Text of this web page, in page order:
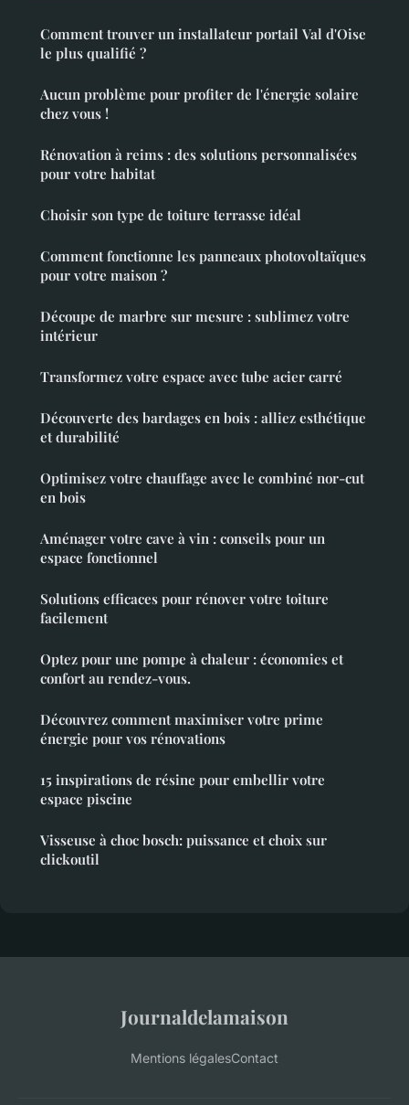
Comment trouver un installateur portail Val d'Oise
le plus qualifié ?
Aucun problème pour profiter de l'énergie solaire
chez vous !
Rénovation à reims : des solutions personnalisées
pour votre habitat
Choisir son type de toiture terrasse idéal
Comment fonctionne les panneaux photovoltaïques
pour votre maison ?
Découpe de marbre sur mesure : sublimez votre
intérieur
Transformez votre espace avec tube acier carré
Découverte des bardages en bois : alliez esthétique
et durabilité
Optimisez votre chauffage avec le combiné nor-cut
en bois
Aménager votre cave à vin : conseils pour un
espace fonctionnel
Solutions efficaces pour rénover votre toiture
facilement
Optez pour une pompe à chaleur : économies et
confort au rendez-vous.
Découvrez comment maximiser votre prime
énergie pour vos rénovations
15 inspirations de résine pour embellir votre
espace piscine
Visseuse à choc bosch: puissance et choix sur
clickoutil
Journaldelamaison
Mentions légalesContact